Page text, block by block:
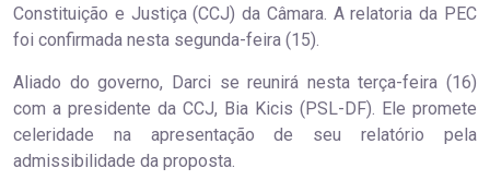
Constituição e Justiça (CCJ) da Câmara. A relatoria da PEC
foi confirmada nesta segunda-feira (15).
Aliado do governo, Darci se reunirá nesta terça-feira (16)
com a presidente da CCJ, Bia Kicis (PSL-DF). Ele promete
celeridade na apresentação de seu relatório pela
admissibilidade da proposta.